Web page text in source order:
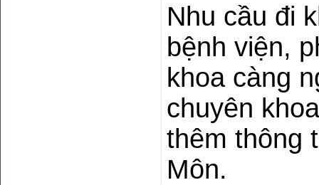
Nhu cầu đi
bệnh viện,
khoa càng
chuyên
thêm thông
Môn.